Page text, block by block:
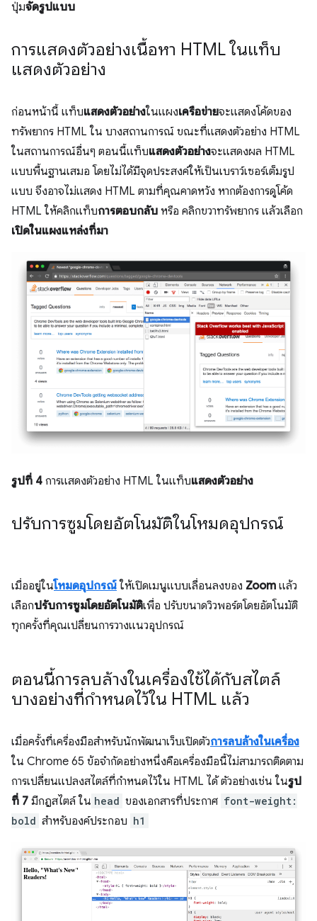
ปุ่มจัดรูปแบบ
การแสดงตัวอย่างเนื้อหา HTML ในแท็บ
แสดงตัวอย่าง
ก่อนหน้านี้ แท็บแสดงตัวอย่างในแผงเครือข่ายจะแสดงโค้ดของ
ทรัพยากร HTML ใน บางสถานการณ์ ขณะที่แสดงตัวอย่าง HTML
ในสถานการณ์อื่นๆ ตอนนี้แท็บแสดงตัวอย่างจะแสดงผล HTML
แบบพื้นฐานเสมอ โดยไม่ได้มีจุดประสงค์ให้เป็นเบราว์เซอร์เต็มรูป
แบบ จึงอาจไม่แสดง HTML ตามที่คุณคาดหวัง หากต้องการดูโค้ด
HTML ให้คลิกแท็บการตอบกลับ หรือ คลิกขวาทรัพยากร แล้วเลือก
เปิดในแผงแหล่งที่มา
รูปที่ 4 การแสดงตัวอย่าง HTML ในแท็บแสดงตัวอย่าง
ปรับการซูมโดยอัตโนมัติในโหมดอุปกรณ์
เมื่ออยู่ในโหมดอุปกรณ์ ให้เปิดเมนูแบบเลื่อนลงของ Zoom แล้ว
เลือกปรับการซูมโดยอัตโนมัติเพื่อ ปรับขนาดวิวพอร์ตโดยอัตโนมัติ
ทุกครั้งที่คุณเปลี่ยนการวางแนวอุปกรณ์
ตอนนี้การลบล้างในเครื่องใช้ได้กับสไตล์
บางอย่างที่กำหนดไว้ใน HTML แล้ว
เมื่อครั้งที่เครื่องมือสำหรับนักพัฒนาเว็บเปิดตัวการลบล้างในเครื่อง
ใน Chrome 65 ข้อจำกัดอย่างหนึ่งคือเครื่องมือนี้ไม่สามารถติดตาม
การเปลี่ยนแปลงสไตล์ที่กำหนดไว้ใน HTML ได้ ตัวอย่างเช่น ในรูป
ที่ 7 มีกฎสไตล์ ใน head ของเอกสารที่ประกาศ font-weight:
bold สำหรับองค์ประกอบ h1